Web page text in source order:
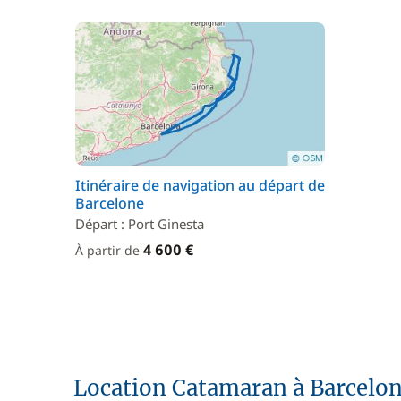
Itinéraire de navigation au départ de
Barcelone
Départ : Port Ginesta
À partir de 4 600 €
Location Catamaran à